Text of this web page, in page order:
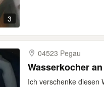
3
04523 Pegau
Wasserkocher
Ich verschenke diesen